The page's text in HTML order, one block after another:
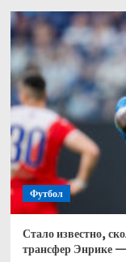
Сила
ЦСКА
не
зависит
Футбол
Стало известно,
трансфер Энрике